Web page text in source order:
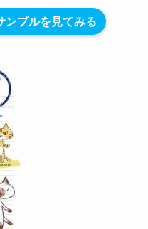
ンプルを見てみる